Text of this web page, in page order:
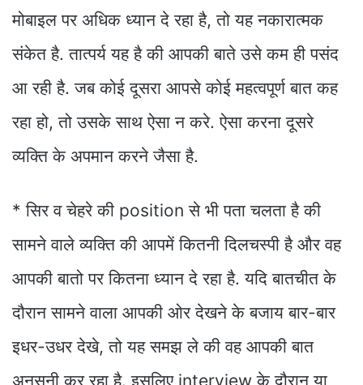
मोबाइल पर अधिक ध्यान दे रहा है, तो यह नकारात्मक
संकेत है. तात्पर्य यह है की आपकी बाते उसे कम ही पसंद
आ रही है. जब कोई दूसरा आपसे कोई महत्वपूर्ण बात कह
रहा हो, तो उसके साथ ऐसा न करे. ऐसा करना दूसरे
व्यक्ति के अपमान करने जैसा है.
* सिर व चेहरे की position से भी पता चलता है की
सामने वाले व्यक्ति की आपमें कितनी दिलचस्पी है और वह
आपकी बातो पर कितना ध्यान दे रहा है. यदि बातचीत के
दौरान सामने वाला आपकी ओर देखने के बजाय बार-बार
इधर-उधर देखे, तो यह समझ ले की वह आपकी बात
अनसुनी कर रहा है. इसलिए interview के दौरान या